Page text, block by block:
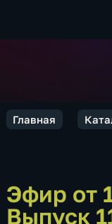
Главная
Эфир от
Выпуск